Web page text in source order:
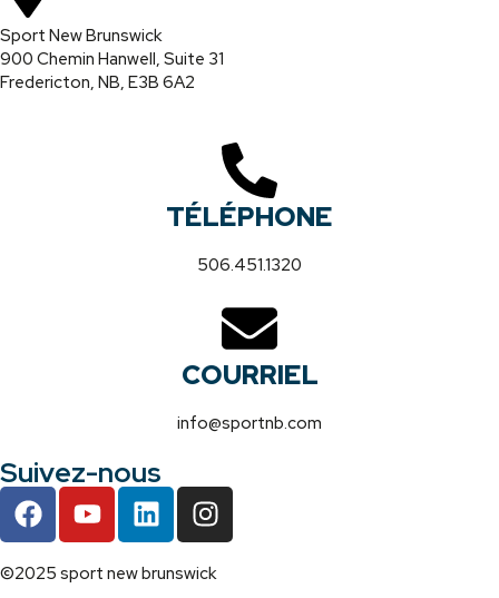
Sport New Brunswick
900 Chemin Hanwell, Suite 31
Fredericton, NB, E3B 6A2
TÉLÉPHONE
506.451.1320
COURRIEL
info@sportnb.com
Suivez-nous
©2025 sport new brunswick